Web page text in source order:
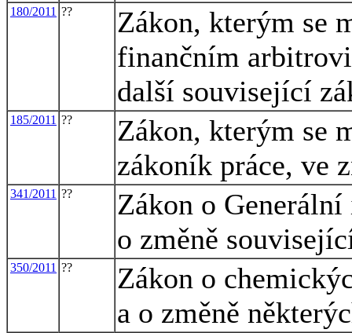
180/2011 ??
Zákon, kterým se
finančním
další související
185/2011 ??
Zákon, kterým se
zákoník práce, ve
341/2011 ??
Zákon o
o změně
350/2011 ??
Zákon o
a o změně